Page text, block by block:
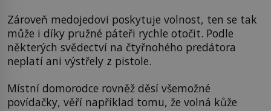
Zároveň medojedovi poskytuje volnost, ten se tak
může i díky pružné páteři rychle otočit. Podle
některých svědectví na čtyřnohého predátora
neplatí ani výstřely z pistole.
Místní domorodce rovněž děsí všemožné
povídačky, věří například tomu, že volná kůže